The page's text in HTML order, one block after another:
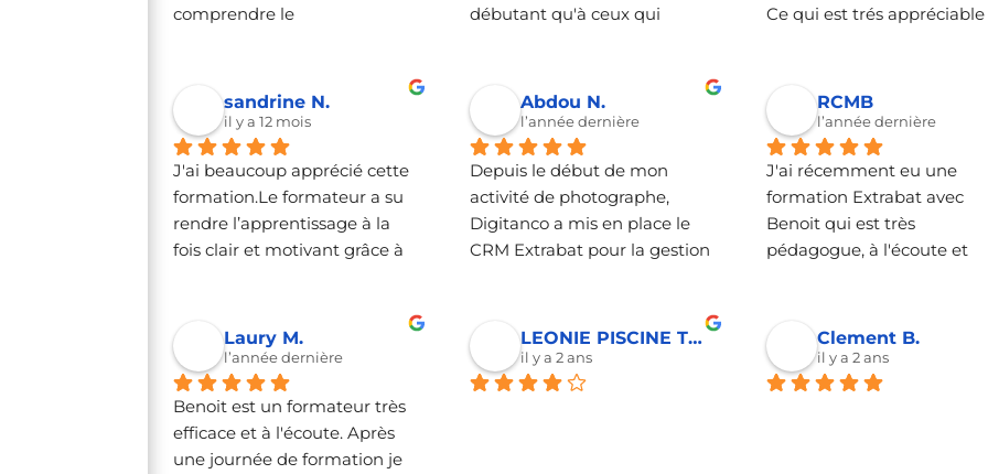
comprendre le
à une néophyte comme moi,
ce qui n'était pas gagné 😉
Y'a plus qu'à travailler le
prompt !
débutant qu'à ceux qui
maitrise le logiciel et nous fait
découvrir la capacité du
logicieltop
Ce qui est trés appréciable
plomberie chauffage) qui
un peu de mal avec la
digitalisation des process .
sandrine N.
il y a 12 mois
J'ai beaucoup apprécié cette
formation.Le formateur a su
rendre l’apprentissage à la
fois clair et motivant grâce à
temps de répondre aux
questions.Sa bienveillance et
son enthousiasme donnent
vraiment envie d'apprendre
et de progresser.Je
recommande vivement à
Abdou N.
l’année dernière
Depuis le début de mon
activité de photographe,
Digitanco a mis en place le
CRM Extrabat pour la gestion
ma facturation, mes devis et
ma base de donnée
clientèle.Merci a Benoit pour
RCMB
l’année dernière
J'ai récemment eu une
formation Extrabat avec
Benoit qui est très
pédagogue, à l'écoute et
formation ! Je le
recommande vivement !!
Laury M.
l’année dernière
Benoit est un formateur très
efficace et à l'écoute. Après
une journée de formation je
LEONIE PISCINE TP RHONE A.
il y a 2 ans
Clement B.
il y a 2 ans